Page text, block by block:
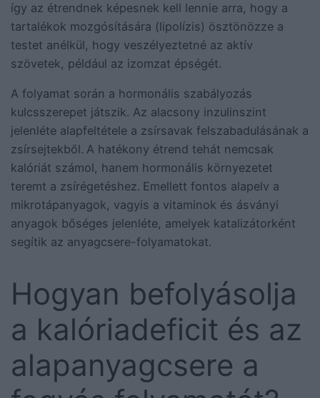
így az étrendnek képesnek kell lennie arra, hogy a
tartalékok mozgósítására (lipolízis) ösztönözze a
testet anélkül, hogy veszélyeztetné az aktív
szövetek, például az izomzat épségét.
A folyamat során a hormonális szabályozás
kulcsszerepet játszik. Az alacsony inzulinszint
jelenléte alapfeltétele a zsírsavak felszabadulásának a
zsírsejtekből. A hatékony étrend tehát nemcsak
kalóriát számol, hanem hormonális környezetet
teremt a zsírégetéshez. Emellett fontos alapelv a
mikrotápanyagok, vagyis a vitaminok és ásványi
anyagok bőséges jelenléte, amelyek katalizátorként
segítik az anyagcsere-folyamatokat.
Hogyan befolyásolja
a kalóriadeficit és az
alapanyagcsere a